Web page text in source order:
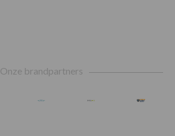
Onze brandpartners